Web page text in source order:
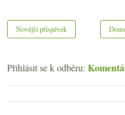
Novější příspěvek
Přihlásit se k odběru: